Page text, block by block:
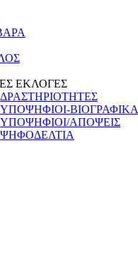
ΕΚΛΟΓΕΣ
ΔΡΑΣΤΗΡΙΟΤΗΤΕΣ
ΥΠΟΨΗΦΙΟΙ-ΒΙΟΓΡΑΦΙΚΑ
ΥΠΟΨΗΦΙΟΙ/ΑΠΟΨΕΙΣ
ΨΗΦΟΔΕΛΤΙΑ